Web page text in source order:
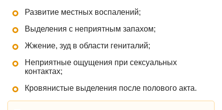
Развитие местных воспалений;
Выделения с неприятным запахом;
Жжение, зуд в области гениталий;
Неприятные ощущения при сексуальных
контактах;
Кровянистые выделения после полового акта.